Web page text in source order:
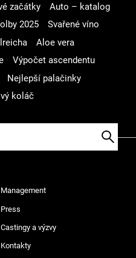
začátky
Auto – katalog
2025
Svařené víno
Aloe vera
Výpočet ascendentu
Nejlepší palačinky
koláč
Management
Press
Castingy a výzvy
Kontakty